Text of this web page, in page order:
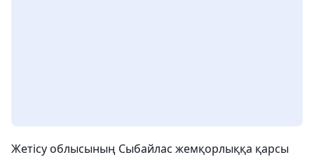
Жетісу облысының Сыбайлас жемқорлыққа қарсы